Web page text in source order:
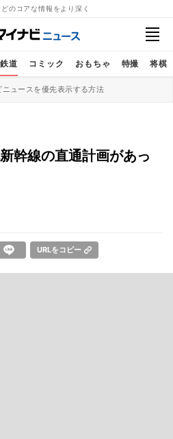
のコアな情報をより深く
鉄道 コミック おもちゃ 特撮 将棋
ュースを優先表示する方法
幹線の直通計画があっ
URLをコピー